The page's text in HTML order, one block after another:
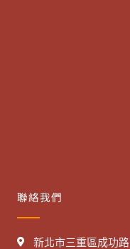
聯絡我們
新北市三重區成功